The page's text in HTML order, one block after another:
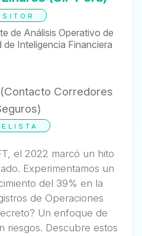
de Análisis Operativo de
de Inteligencia Financiera
(Contacto Corredores
el 2022 marcó un hito
Experimentamos un
del 39% en la
de Operaciones
Un enfoque de
riesgos. Descubre estos